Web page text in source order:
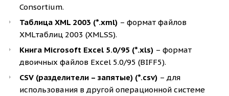
Consortium.
Таблица XML 2003 (*.xml) – формат файлов
XMLтаблиц 2003 (XMLSS).
Книга Microsoft Excel 5.0/95 (*.xls) – формат
двоичных файлов Excel 5.0/95 (BIFF5).
CSV (разделители – запятые) (*.csv) – для
использования в другой операционной системе